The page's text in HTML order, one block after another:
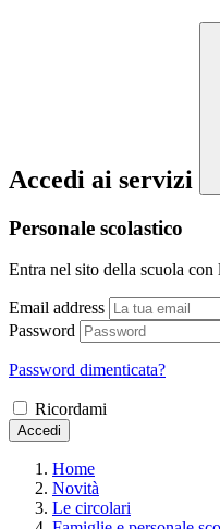
Accedi ai servizi
Personale scolastico
Entra nel sito della scuola
Email address
Password
Password dimenticata?
Ricordami
Accedi
Home
Novità
Le circolari